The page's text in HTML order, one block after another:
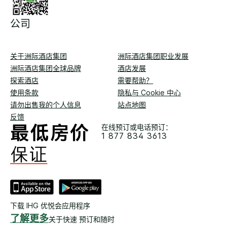
公司
关于洲际酒店集团
洲际酒店集团职业发展
洲际酒店集团全球品牌
酒店发展
探索酒店
需要帮助？
使用条款
隐私与 Cookie 中心
请勿出售我的个人信息
站点地图
反馈
在线预订或电话预订：
1 877 834 3613
下载 IHG 优悦会应用程序
了解更多关于快速 预订和随时